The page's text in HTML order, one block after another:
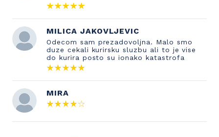
MILICA JAKOVLJEVIC
Odecom sam prezadovoljna. Malo smo
duze cekali kurirsku sluzbu ali to je vise
do kurira posto su ionako katastrofa
MIRA